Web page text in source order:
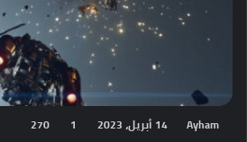
Ayham 14 أبريل، 2023 1
270